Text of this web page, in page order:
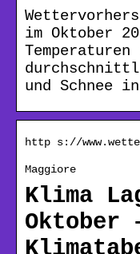
im Oktober
und Schnee
http s://
Maggiore
Klima
Oktober